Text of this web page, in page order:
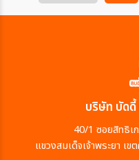
บริษัท บัดดี้
40/1 ซอยสิทธิเ
แขวงสมเด็จเจ้าพระยา เ